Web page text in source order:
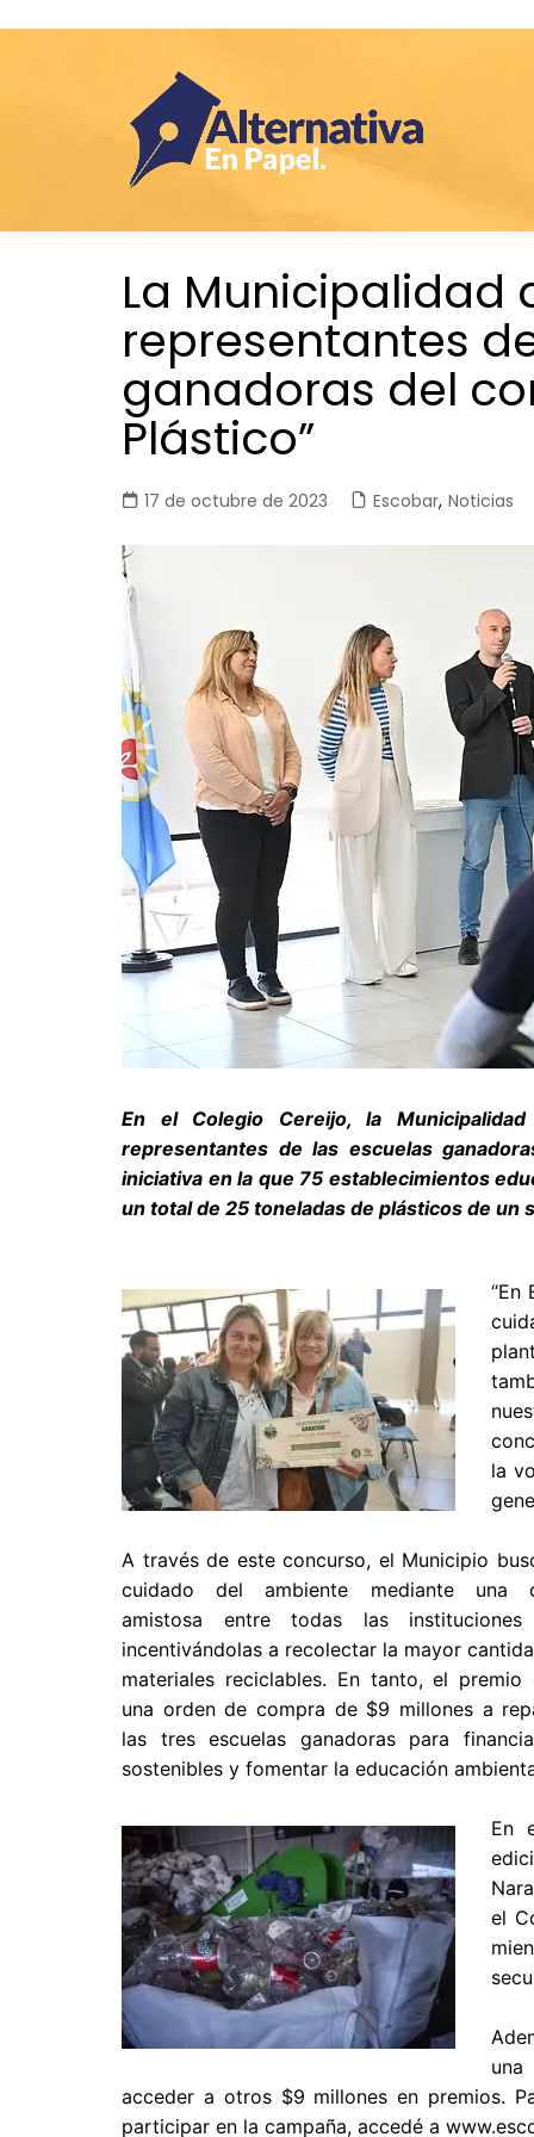
La Municipalidad
representantes
ganadoras del
Plástico”
17 de octubre de 2023 Escobar, Noticias
En el Colegio Cereijo, la
representantes de las escuelas
iniciativa en la que 75 establecimientos
un total de 25 toneladas de plásticos de un
“En
la
A través de este concurso, el Municipio
cuidado del ambiente mediante una
amistosa entre todas las instituciones
incentivándolas a recolectar la mayor
materiales reciclables. En tanto, el premio
una orden de compra de $9 millones a
las tres escuelas ganadoras para
sostenibles y fomentar la educación
En
el
una
acceder a otros $9 millones en premios.
participar en la campaña, accedé a